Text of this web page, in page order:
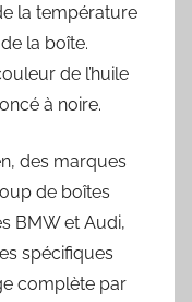
la température
la boîte.
de l’huile
à noire.
des marques
de boîtes
BMW et Audi,
spécifiques
complète par